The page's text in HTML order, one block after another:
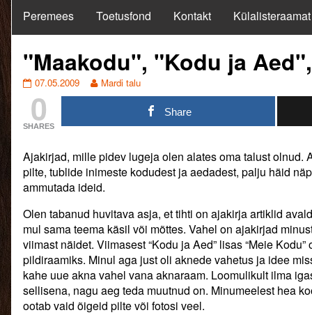
Peremees Toetusfond Kontakt Külalisteraamat
"Maakodu", "Kodu ja
"Maakodu",
ja
Aed",
"Kodukiri"
on
07.05.2009
Read
more
of
"Maakodu",
"Kodu
ja
Aed",
"Kodukiri",
Mardi talu
0
SHARES
Share
Ajakirjad, mille pidev lugeja olen alates oma talust olnud.
pilte, tublide inimeste kodudest ja aedadest, palju häid
ammutada ideid.
Olen tabanud huvitava asja, et tihti on ajakirja artiklid
mul sama teema käsil või mõttes. Vahel on ajakirjad
viimast näidet. Viimasest “Kodu ja Aed” lisas “Meie
pildiraamiks. Minul aga just oli aknede vahetus ja idee
kahe uue akna vahel vana aknaraam. Loomulikult ilma
sellisena, nagu aeg teda muutnud on. Minumeelest hea
ootab vaid õigeid pilte või fotosi veel.